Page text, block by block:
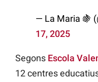
— La Maria 🍇
17, 2025
Segons Escola
12 centres